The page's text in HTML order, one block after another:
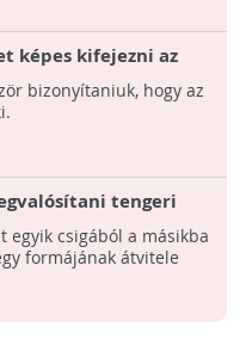
képes kifejezni az
bizonyítaniuk, hogy az
tengeri
egyik csigából a másikba
formájának átvitele